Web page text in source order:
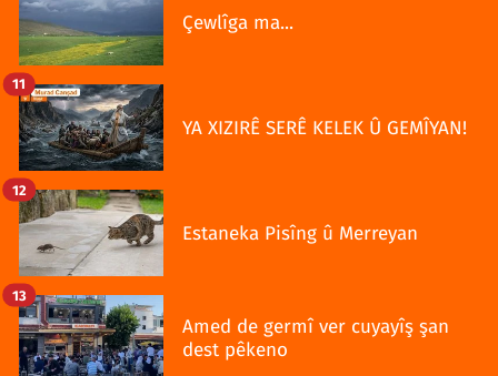
Çewlîga ma...
YA XIZIRÊ SERÊ KELEK Û GEMÎYAN!
11
Estaneka Pisîng û Merreyan
12
Amed de germî ver cuyayîş şan
dest pêkeno
13